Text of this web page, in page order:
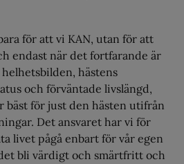
för att vi KAN, utan för att
endast när det fortfarande är
hästens
och förväntade livslängd,
bäst för just den hästen utifrån
Det ansvaret har vi för
livet pågå enbart för vår egen
bli värdigt och smärtfritt och